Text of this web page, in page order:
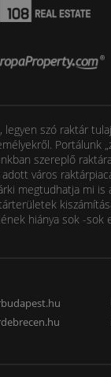
legyen szó raktár
Portálunk
szereplő
város
megtudhatja mi is
hiánya sok -